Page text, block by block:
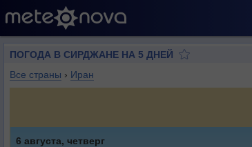
ПОГОДА В СИРДЖАНЕ НА 5 ДНЕЙ
Все страны › Иран
6 августа, четверг